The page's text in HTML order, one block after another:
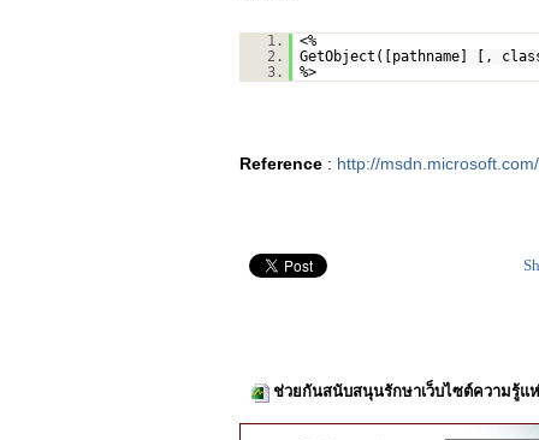
1.
<%
2.
GetObject([pathname] [,
3.
%>
Reference : http://
ช่วยกันสนับสนุนรักษาเว็บไซต์ความรู้แ